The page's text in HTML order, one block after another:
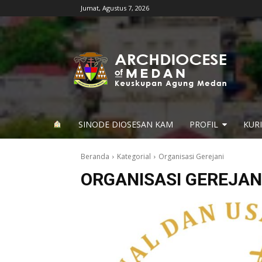
Jumat, Agustus 7, 2026
SINODE DIOSESAN KAM PROFIL
Beranda Kategorial Organisasi Gerejani
ORGANISASI